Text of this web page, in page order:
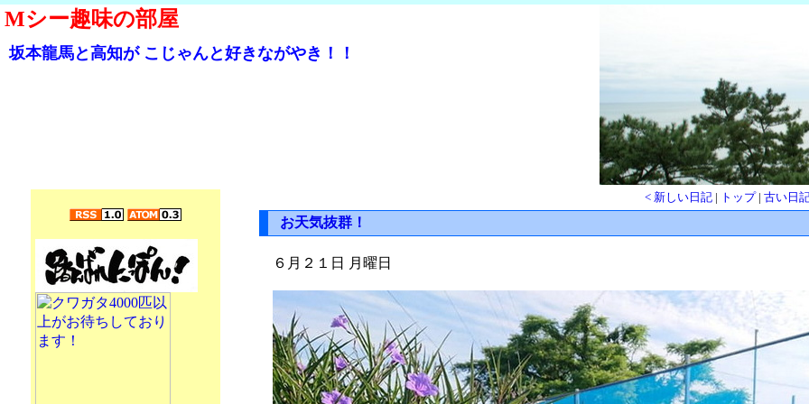
Mシー趣味の部屋
坂本龍馬と高知が こじゃんと好きながやき！！
< 新しい日記| トップ| 古い日
お天気抜群！
６月２１日 月曜日